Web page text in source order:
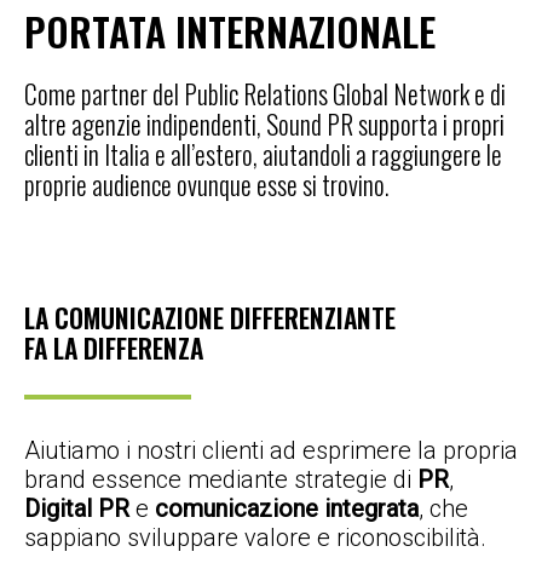
PORTATA INTERNAZIONALE
Come partner del Public Relations Global Network e di
altre agenzie indipendenti, Sound PR supporta i propri
clienti in Italia e all’estero, aiutandoli a raggiungere le
proprie audience ovunque esse si trovino.
LA COMUNICAZIONE DIFFERENZIANTE
FA LA DIFFERENZA
Aiutiamo i nostri clienti ad esprimere la propria
brand essence mediante strategie di PR,
Digital PRe comunicazione integrata, che
sappiano sviluppare valore e riconoscibilità.